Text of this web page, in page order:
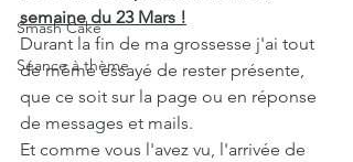
Smash Cake
Séance à thème
semaine du 23 Mars !
Durant la fin de ma grossesse j'ai tout
de même essayé de rester présente,
que ce soit sur la page ou en réponse
de messages et mails.
Et comme vous l'avez vu, l'arrivée de